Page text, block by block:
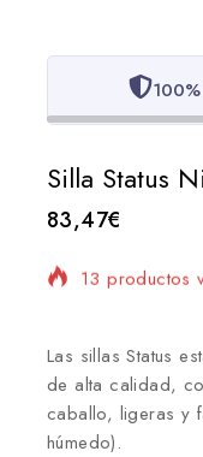
Silla Status
83,47€
¡Se vende
Las sillas Status
de alta calidad,
caballo, ligeras y
húmedo).